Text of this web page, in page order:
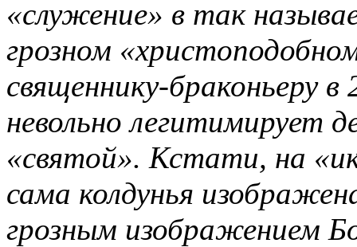
«служение» в так
грозном
священнику-браконьеру
невольно легитимирует
«святой». Кстати, на
сама колдунья
грозным изображением